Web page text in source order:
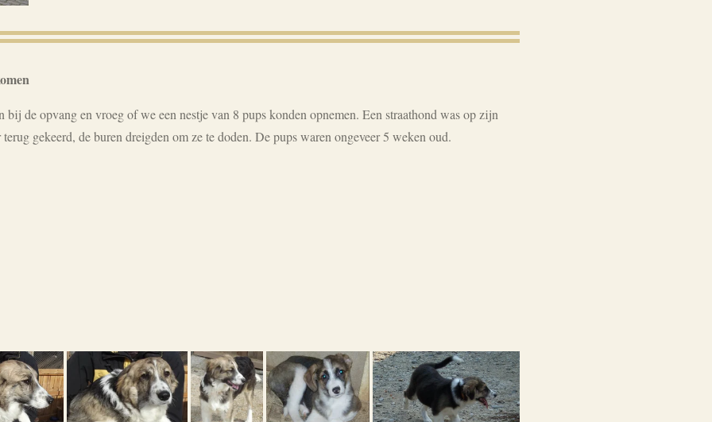
de opvang en vroeg of we een nestje van 8 pups konden opnemen. Een straathond was op zijn
gekeerd, de buren dreigden om ze te doden. De pups waren ongeveer 5 weken oud.